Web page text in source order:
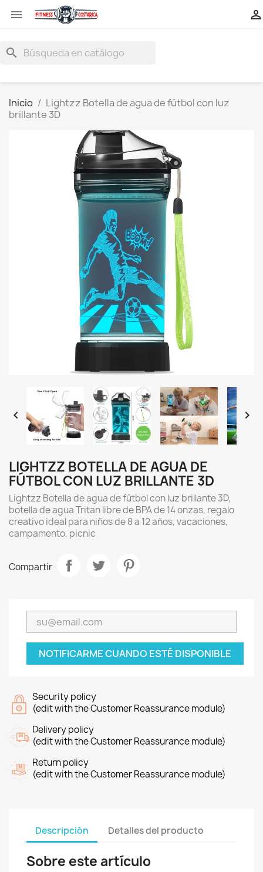
 
search
Inicio
Lightzz Botella de agua de fútbol con luz
brillante 3D
 
LIGHTZZ BOTELLA DE AGUA DE
FÚTBOL CON LUZ BRILLANTE 3D
Lightzz Botella de agua de fútbol con luz brillante 3D,
botella de agua Tritan libre de BPA de 14 onzas, regalo
creativo ideal para niños de 8 a 12 años, vacaciones,
campamento, picnic
Compartir
NOTIFICARME CUANDO ESTÉ DISPONIBLE
Security policy
(edit with the Customer Reassurance module)
Delivery policy
(edit with the Customer Reassurance module)
Return policy
(edit with the Customer Reassurance module)
Descripción Detalles del producto
Sobre este artículo